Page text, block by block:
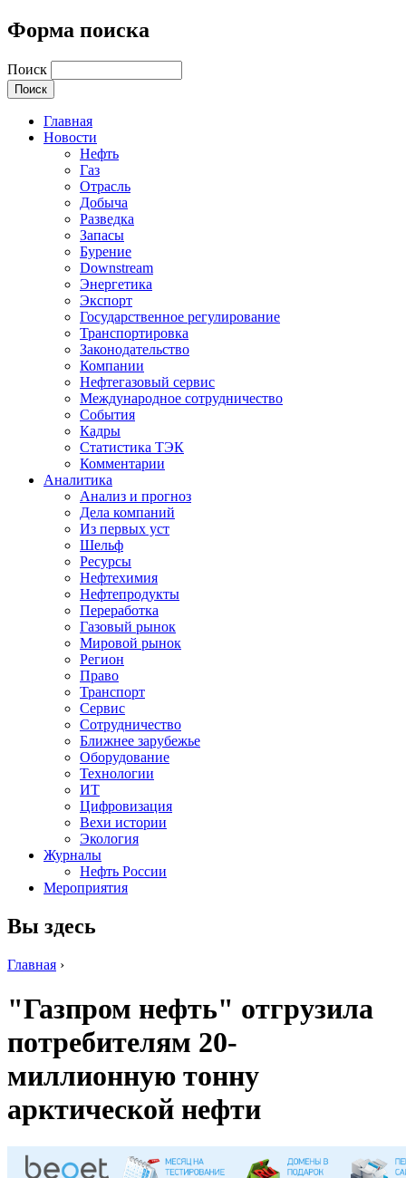
Форма поиска
Поиск
Главная
Новости
Нефть
Газ
Отрасль
Добыча
Разведка
Запасы
Бурение
Downstream
Энергетика
Экспорт
Государственное регулирование
Транспортировка
Законодательство
Компании
Нефтегазовый сервис
Международное сотрудничество
События
Кадры
Статистика ТЭК
Комментарии
Аналитика
Анализ и прогноз
Дела компаний
Из первых уст
Шельф
Ресурсы
Нефтехимия
Нефтепродукты
Переработка
Газовый рынок
Мировой рынок
Регион
Право
Транспорт
Сервис
Сотрудничество
Ближнее зарубежье
Оборудование
Технологии
ИТ
Цифровизация
Вехи истории
Экология
Журналы
Нефть России
Мероприятия
Вы здесь
Главная ›
"Газпром нефть" отгрузила
потребителям 20-
миллионную тонну
арктической нефти